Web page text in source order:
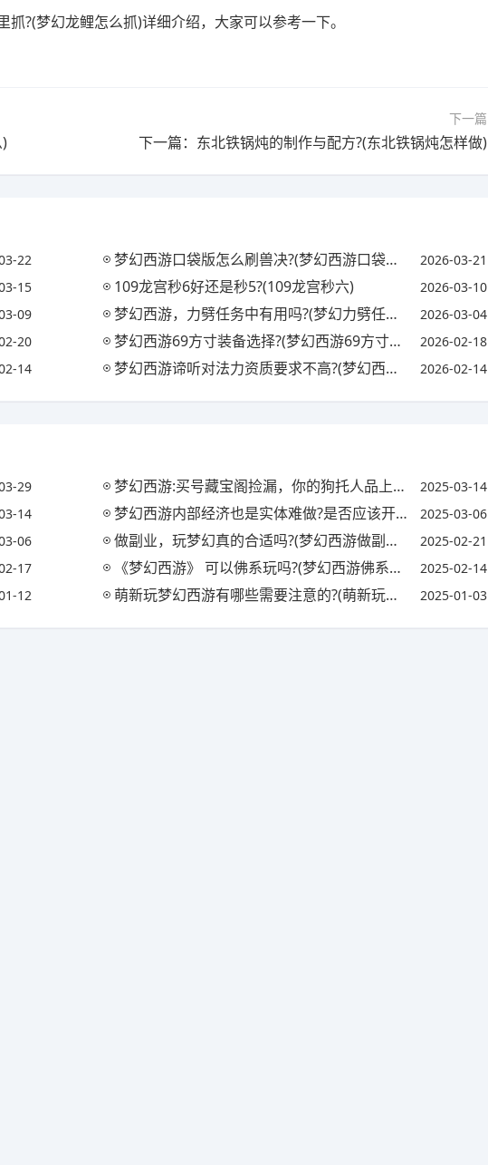
?(梦幻龙鲤怎么抓)详细介绍，大家可以参考一下。
下一篇
下一篇：东北铁锅炖的制作与配方?(东北铁锅炖怎样做)
22 梦幻西游口袋版怎么刷兽决?(梦幻西游口袋版怎么刷兽决最快) 2026-03-21
15 109龙宫秒6好还是秒5?(109龙宫秒六) 2026-03-10
09 梦幻西游，力劈任务中有用吗?(梦幻力劈任务好用吗) 2026-03-04
20 梦幻西游69方寸装备选择?(梦幻西游69方寸装备推荐) 2026-02-18
14 梦幻西游谛听对法力资质要求不高?(梦幻西游谛听所带技能) 2026-02-14
29 梦幻西游:买号藏宝阁捡漏，你的狗托人品上次发生是在什么时候? 2025-03-14
14 梦幻西游内部经济也是实体难做?是否应该开放个摊位物品精确搜索功能? 2025-03-06
06 做副业，玩梦幻真的合适吗?(梦幻西游做副业现实吗) 2025-02-21
17 《梦幻西游》 可以佛系玩吗?(梦幻西游佛系玩家该怎么玩) 2025-02-14
12 萌新玩梦幻西游有哪些需要注意的?(萌新玩梦幻西游有哪些需要注意的地方) 2025-01-03